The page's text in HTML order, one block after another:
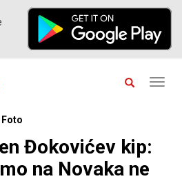
Foto
Đokovićev kip:
na Novaka ne